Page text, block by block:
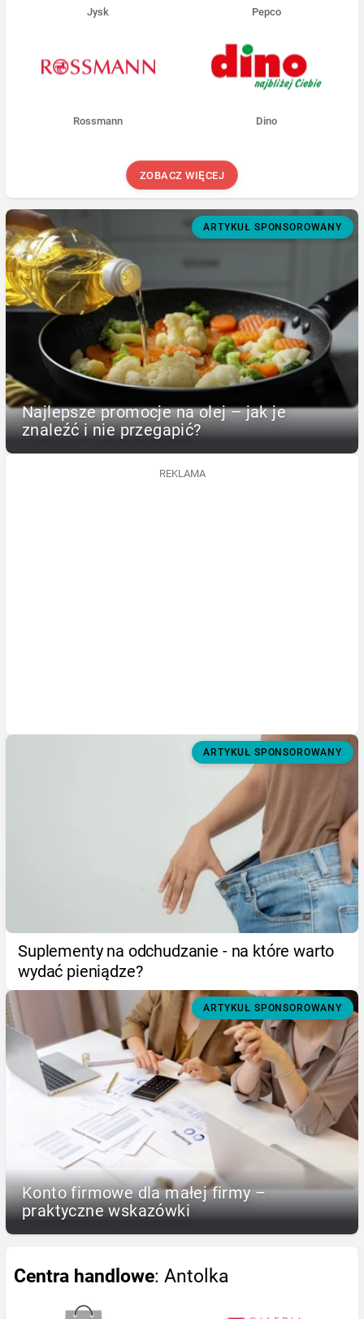
Jysk Pepco
Rossmann Dino
ZOBACZ WIĘCEJ
ARTYKUŁ SPONSOROWANY
Najlepsze promocje na olej – jak je
znaleźć i nie przegapić?
REKLAMA
ARTYKUŁ SPONSOROWANY
Suplementy na odchudzanie - na które warto
wydać pieniądze?
ARTYKUŁ SPONSOROWANY
Konto firmowe dla małej firmy –
praktyczne wskazówki
Centra handlowe: Antolka